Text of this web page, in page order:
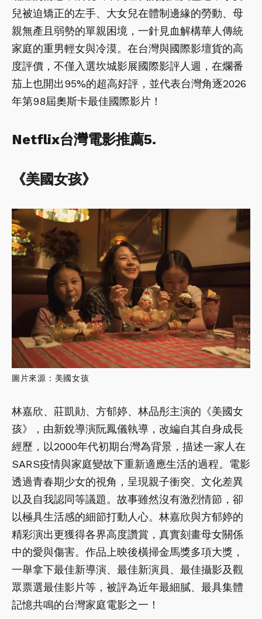
兒被迫矯正的左手、大女兒在體制邊緣的勞動、母
親無產且弱勢的單親困境，一針見血解構華人傳統
家庭的重男輕女與冷漠。在台灣與國際影壇貨的高
度評價，不僅入選坎城影展國際影評人週，在爛番
茄上也開出95%的超高好評，並代表台灣角逐2026
年第98屆奧斯卡最佳國際影片！
Netflix台灣電影推薦5.
《美國女孩》
圖片來源：美國女孩
林嘉欣、莊凱勛、方郁婷、林品彤主演的《美國女
孩》，由新銳導演阮鳳儀執導，改編自其自身成長
經歷，以2000年代初期台灣為背景，描述一家人在
SARS疫情與家庭變故下重新適應生活的過程。電影
透過青春期少女的視角，呈現親子衝突、文化差異
以及自我認同等議題。故事雖然沒有激烈情節，卻
以極具生活感的細節打動人心。林嘉欣與方郁婷的
精彩演出更獲得各界高度讚賞，真實刻畫母女關係
中的愛與傷害。作品上映後橫掃金馬獎多項大獎，
一舉拿下最佳新導演、最佳新演員、最佳攝影及觀
眾票選最佳影片等，被評為近年最細膩、最具集體
記憶共鳴的台灣家庭電影之一！